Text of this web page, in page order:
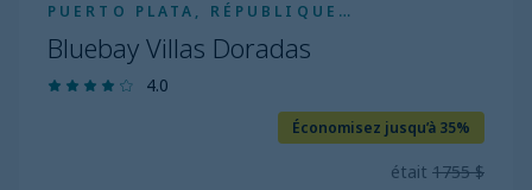
PUERTO PLATA, RÉPUBLIQUE
Bluebay Villas Doradas
4.0
Économisez jusqu’à 35%
était 1755 $